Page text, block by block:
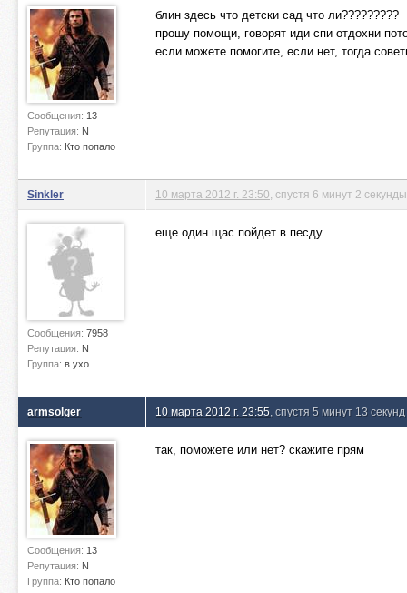
Сообщения: 13
Репутация: N
Группа: Кто попало
блин здесь что детски сад что ли?????????
прошу помощи, говорят иди спи отдоxни
если можете помогите, если нет, тогда
Sinkler
Сообщения: 7958
Репутация: N
Группа: в ухо
10 марта 2012 г. 23:50 , спустя 6 минут 2 секунды
еще один щас пойдет в песду
armsolger
Сообщения: 13
Репутация: N
Группа: Кто попало
10 марта 2012 г. 23:55 , спустя 5 минут 13 секунд
так, поможете или нет? скажите прям